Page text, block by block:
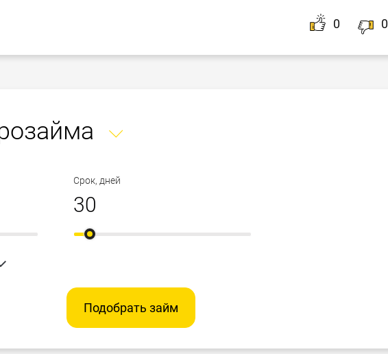
0 0
Срок, дней
Подобрать займ